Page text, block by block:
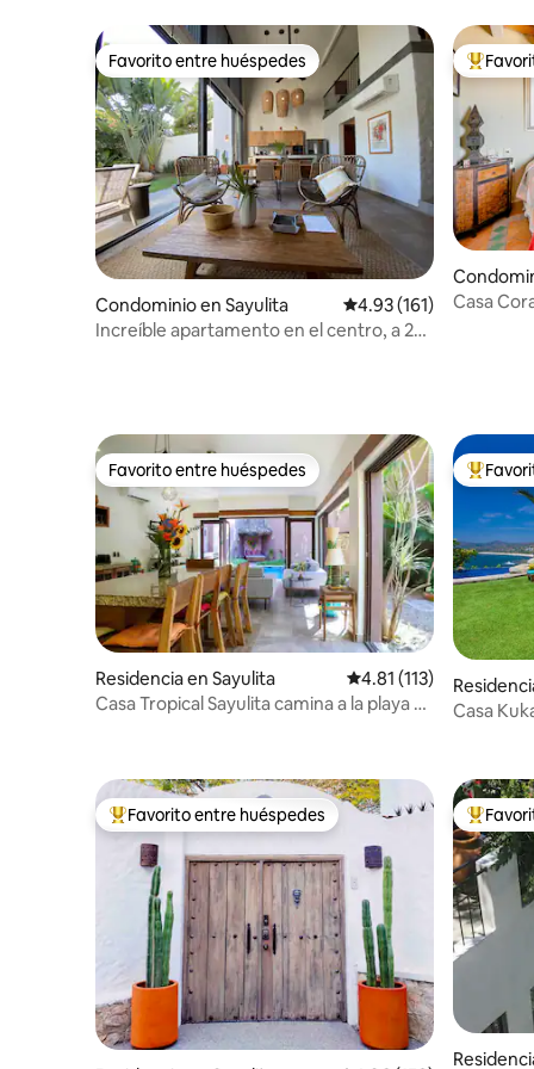
Favorito entre huéspedes
Favorito entre huéspedes
Condominio en Sayulita Calificación promedio:
4.93 (161)
Increíble apartamento en el centro, a 2
De los
Casa
Favorito entre huéspedes
Favorito entre huéspedes
Residencia en Sayulita Calificación promedio:
4.81 (113)
Casa Tropical Sayulita camina a la playa &
De los
Casa
De los mejores en Favorito entre huéspedes
Favorito entre huéspedes De los